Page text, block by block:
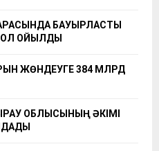
БАУЫРЛАСТЫҚ
ҚОЙЫЛДЫ
ЖӨНДЕУГЕ 384 МЛРД
ОБЛЫСЫНЫҢ ӘКІМІ